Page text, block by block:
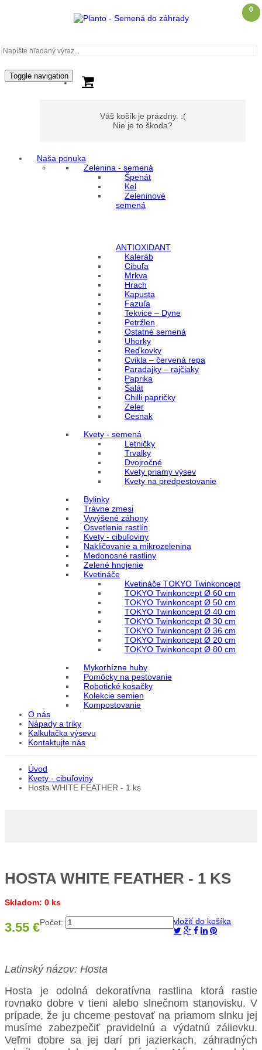
Toggle navigation
0
Váš košík je prázdny. :(
Nie je to škoda?
Naša ponuka
Zelenina - semená
Špenát
Kel
Zeleninové
semená
ANTIOXIDANT
Kaleráb
Cibuľa
Mrkva
Hrach
Kapusta
Fazuľa
Tekvice – Dyne
Petržlen
Ostatné semená
Uhorky
Reďkovky
Cvikla – červená repa
Paradajky – rajčiaky
Paprika
Šalát
Chilli papričky
Zeler
Cesnak
Kvety - semená
Letničky
Trvalky
Dvojročné
Kvety priamy výsev
Kvety na predpestovanie
Bylinky
Trávne zmesi
Vyvýšené záhony
Osvetlenie rastlín
Kvety - cibuľoviny
Nakličovanie a mikrozelenina
Medonosné rastliny
Zelené hnojenie
Kvetináče
Kvetináče TOKYO Twinkoncept
TOKYO Twinkoncept Ø 60 cm
TOKYO Twinkoncept Ø 50 cm
TOKYO Twinkoncept Ø 40 cm
TOKYO Twinkoncept Ø 30 cm
TOKYO Twinkoncept Ø 36 cm
TOKYO Twinkoncept Ø 20 cm
TOKYO Twinkoncept Ø 80 cm
Mykorhízne huby
Pomôcky na pestovanie
Robotické kosačky
Kolekcie semien
Kompostovanie
O nás
Nápady a triky
Kalkulačka výsevu
Kontaktujte nás
Úvod
Kvety - cibuľoviny
Hosta WHITE FEATHER - 1 ks
HOSTA WHITE FEATHER - 1 KS
Skladom: 0 ks
3.55 €Počet: vložiť do košíka
Latinský názov: Hosta
Hosta je odolná dekoratívna rastlina ktorá rastie
rovnako dobre v tieni alebo slnečnom stanovisku. V
prípade, že ju chceme pestovať na priamom slnku jej
musíme zabezpečiť pravidelnú a výdatnú zálievku.
Veľmi dobre sa jej darí pri jazierkach, záhradných